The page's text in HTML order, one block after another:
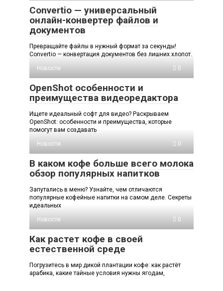
Convertio — универсальный
онлайн-конвертер файлов и
документов
Превращайте файлы в нужный формат за секунды!
Convertio — конвертация документов без лишних хлопот.
Новости
0
OpenShot особенности и
преимущества видеоредактора
Ищете идеальный софт для видео? Раскрываем
OpenShot: особенности и преимущества, которые
помогут вам создавать
Новости
0
В каком кофе больше всего молока
обзор популярных напитков
Запутались в меню? Узнайте, чем отличаются
популярные кофейные напитки на самом деле. Секреты
идеальных
Новости
0
Как растет кофе в своей
естественной среде
Погрузитесь в мир дикой плантации кофе: как растёт
арабика, какие тайные условия нужны ягодам,